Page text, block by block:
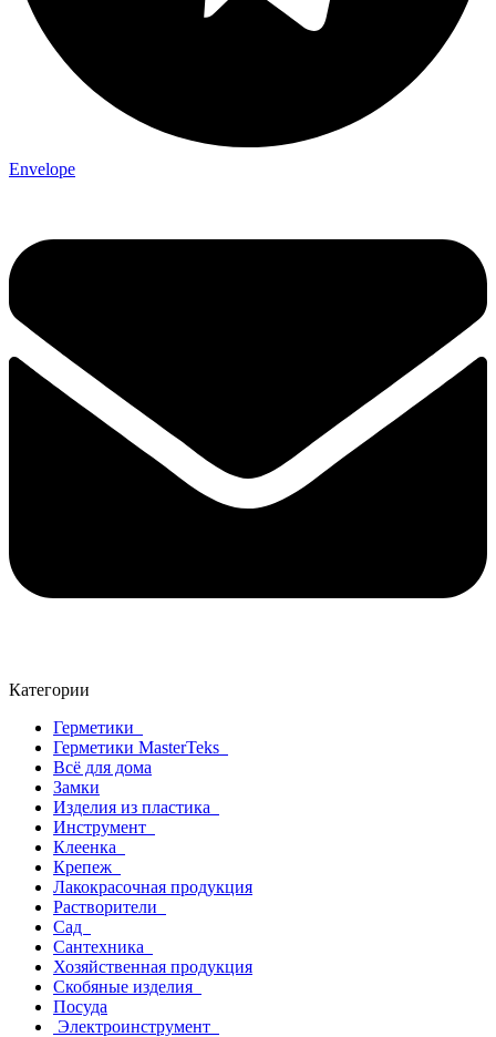
Envelope
Категории
Герметики
Герметики MasterTeks
Всё для дома
Замки
Изделия из пластика
Инструмент
Клеенка
Крепеж
Лакокрасочная продукция
Растворители
Сад
Сантехника
Хозяйственная продукция
Скобяные изделия
Посуда
Электроинструмент